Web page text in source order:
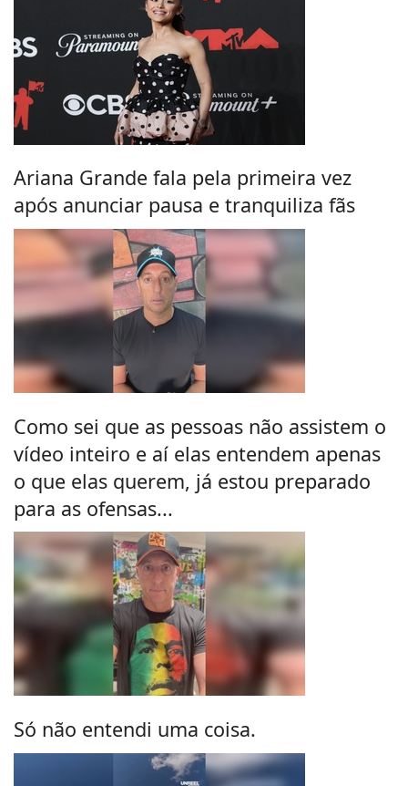
Ariana Grande fala pela primeira vez
após anunciar pausa e tranquiliza fãs
Como sei que as pessoas não assistem o
vídeo inteiro e aí elas entendem apenas
o que elas querem, já estou preparado
para as ofensas...
Só não entendi uma coisa.